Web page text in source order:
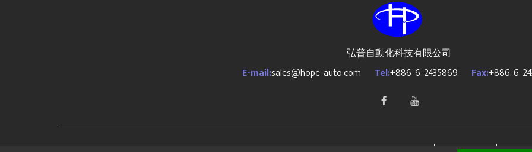
弘普自動化科技有限公司
E-mail:sales@hope-auto.com Tel:+886-6-2435869 Fax:+886-6-